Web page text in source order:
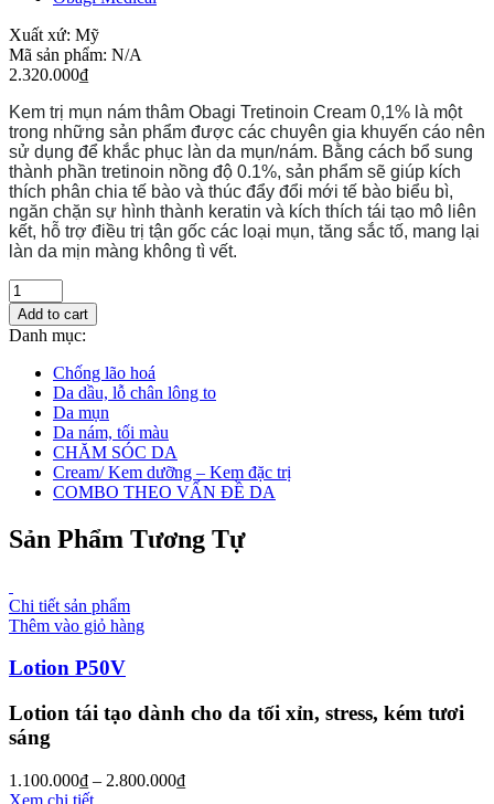
Xuất xứ: Mỹ
Mã sản phẩm: N/A
2.320.000₫
Kem trị mụn nám thâm Obagi Tretinoin Cream 0,1% là một
trong những sản phẩm được các chuyên gia khuyến cáo nên
sử dụng để khắc phục làn da mụn/nám. Bằng cách bổ sung
thành phần tretinoin nồng độ 0.1%, sản phẩm sẽ giúp kích
thích phân chia tế bào và thúc đẩy đổi mới tế bào biểu bì,
ngăn chặn sự hình thành keratin và kích thích tái tạo mô liên
kết, hỗ trợ điều trị tận gốc các loại mụn, tăng sắc tố, mang lại
làn da mịn màng không tì vết.
Add to cart
Danh mục:
Chống lão hoá
Da dầu, lỗ chân lông to
Da mụn
Da nám, tối màu
CHĂM SÓC DA
Cream/ Kem dưỡng – Kem đặc trị
COMBO THEO VẤN ĐỀ DA
Sản Phẩm Tương Tự
Chi tiết sản phẩm
Thêm vào giỏ hàng
Lotion P50V
Lotion tái tạo dành cho da tối xỉn, stress, kém tươi
sáng
1.100.000₫ – 2.800.000₫
Xem chi tiết